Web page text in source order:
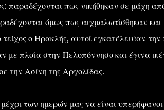
παραδέχονται πως νικήθηκαν σε μάχη
όμως πως αιχμαλωτίσθηκαν και
ο Ηρακλής, αυτοί εγκατέλειψαν την
πλοία στην Πελοπόννησο και έγινα
την Ασίνη της Αργολίδας.
των ημερών μας να είναι υπερήφανοι